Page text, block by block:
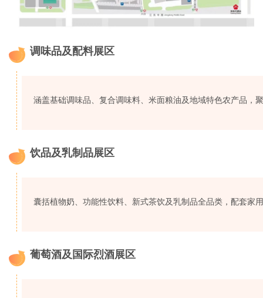
1
调味品及配料展区
涵盖基础调味品、复合调味料、米面粮油及地域特色农产品，
2
饮品及乳制品展区
囊括植物奶、功能性饮料、新式茶饮及乳制品全品类，配套家
3
葡萄酒及国际烈酒展区